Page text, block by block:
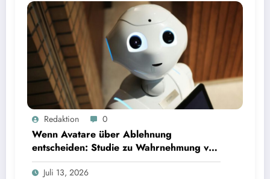
InterviewsRedaktion 0
Wenn Avatare über Ablehnung
entscheiden: Studie zu Wahrnehmung von
Fairness bei KI-Interviews
Juli 13, 2026